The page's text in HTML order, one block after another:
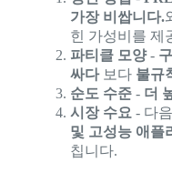
가장 비쌉니다.
힌 가성비를 제
파티클 모양-
싸다보다 불규
순도 수준- 더
시장 수요- 다
및 고성능 애플
칩니다.